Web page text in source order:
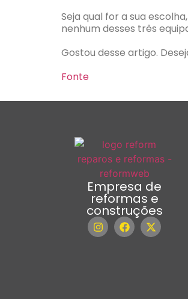
Seja qual for a sua
nenhum desses três
Gostou desse artigo.
Fonte
Empresa de
reformas e
construções